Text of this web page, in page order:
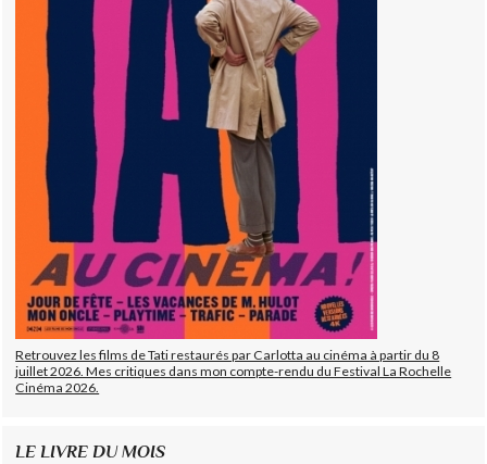
Retrouvez les films de Tati restaurés par Carlotta au cinéma à partir du 8
juillet 2026. Mes critiques dans mon compte-rendu du Festival La Rochelle
Cinéma 2026.
LE LIVRE DU MOIS